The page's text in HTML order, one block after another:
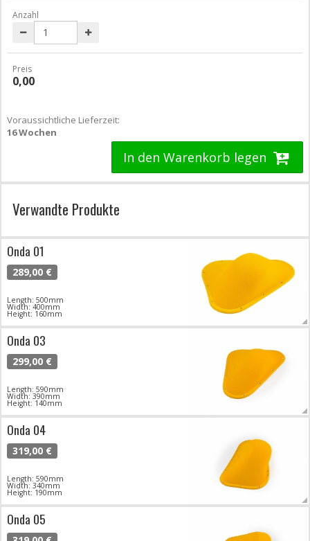
Anzahl
Preis
0,00
Voraussichtliche Lieferzeit:
16 Wochen
In den Warenkorb legen
Verwandte Produkte
Onda 01
289,00 €
Length: 500mm
Width: 400mm
Height: 160mm
Onda 03
299,00 €
Length: 590mm
Width: 390mm
Height: 140mm
Onda 04
319,00 €
Length: 590mm
Width: 340mm
Height: 190mm
Onda 05